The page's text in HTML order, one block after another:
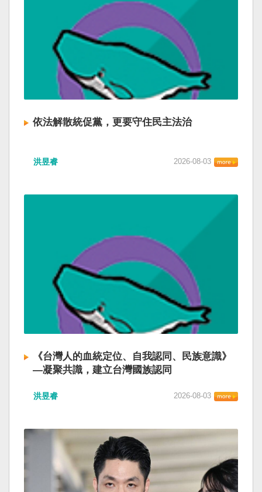
依法解散統促黨，更要守住民主法治
洪昱睿 2026-08-03
《台灣人的血統定位、自我認同、民族意識》
—凝聚共識，建立台灣國族認同
洪昱睿 2026-08-03